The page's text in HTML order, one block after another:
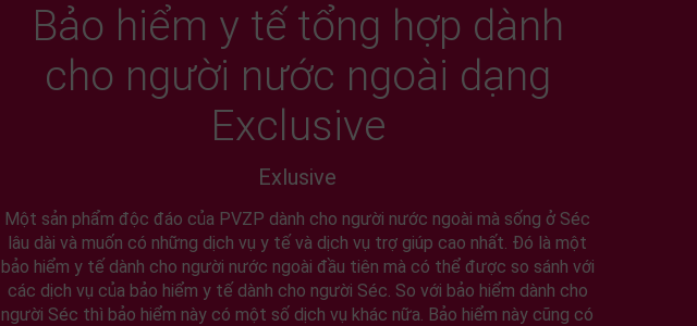
Bảo hiểm y tế tổng hợp dành
cho người nước ngoài dạng
Exclusive
Exlusive
Một sản phẩm độc đáo của PVZP dành cho người nước ngoài mà sống ở Séc
lâu dài và muốn có những dịch vụ y tế và dịch vụ trợ giúp cao nhất. Đó là một
bảo hiểm y tế dành cho người nước ngoài đầu tiên mà có thể được so sánh với
các dịch vụ của bảo hiểm y tế dành cho người Séc. So với bảo hiểm dành cho
người Séc thì bảo hiểm này có một số dịch vụ khác nữa. Bảo hiểm này cũng có